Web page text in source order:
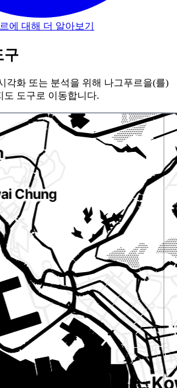
에 대해 더 알아보기
구
각화 또는 분석을 위해 나그푸르을(를)
도 도구로 이동합니다.